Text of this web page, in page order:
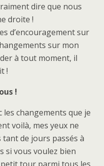
dire que nous
droite !
d’encouragement sur
sur mon
à tout moment, il
!
!
les changements que je
voilà, mes yeux ne
de jours passés à
si vous voulez bien